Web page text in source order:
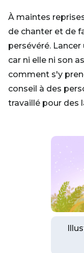
À maintes
de chanter et de
persévéré.
car ni elle ni son
comment s'y
conseil à des
travaillé pour des